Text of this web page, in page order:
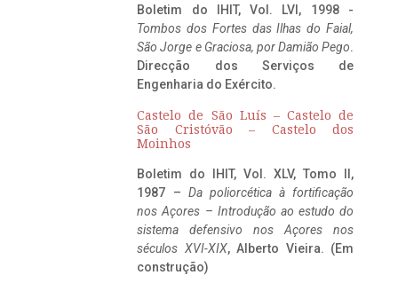
Boletim do IHIT, Vol. LVI, 1998 -
Tombos dos Fortes das Ilhas do Faial,
São Jorge e Graciosa, por Damião Pego.
Direcção dos Serviços de
Engenharia do Exército.
Castelo de São Luís – Castelo de
São Cristóvão – Castelo dos
Moinhos
Boletim do IHIT, Vol. XLV, Tomo II,
1987 – Da poliorcética à fortificação
nos Açores – Introdução ao estudo do
sistema defensivo nos Açores nos
séculos XVI-XIX, Alberto Vieira. (Em
construção)